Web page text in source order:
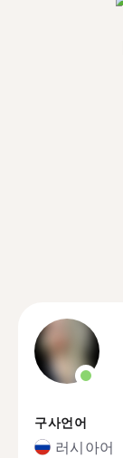
구사언어
러시아어